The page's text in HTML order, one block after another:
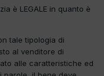
è LEGALE in quanto è
tale tipologia di
al venditore di
alle caratteristiche ed